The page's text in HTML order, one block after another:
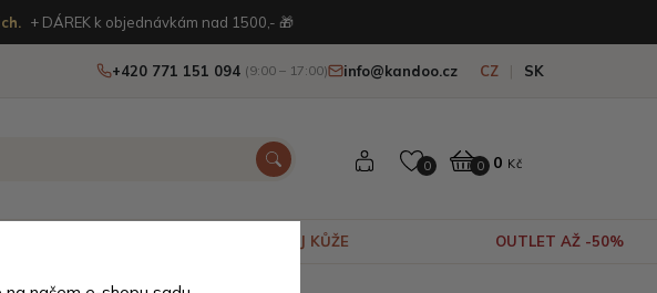
+ DÁREK k objednávkám nad 1500,- 🎁
+420 771 151 094 (9:00 – 17:00) info@kandoo.cz CZ SK
0 0 0 Kč
VÝPRODEJ KŮŽE OUTLET AŽ -50%